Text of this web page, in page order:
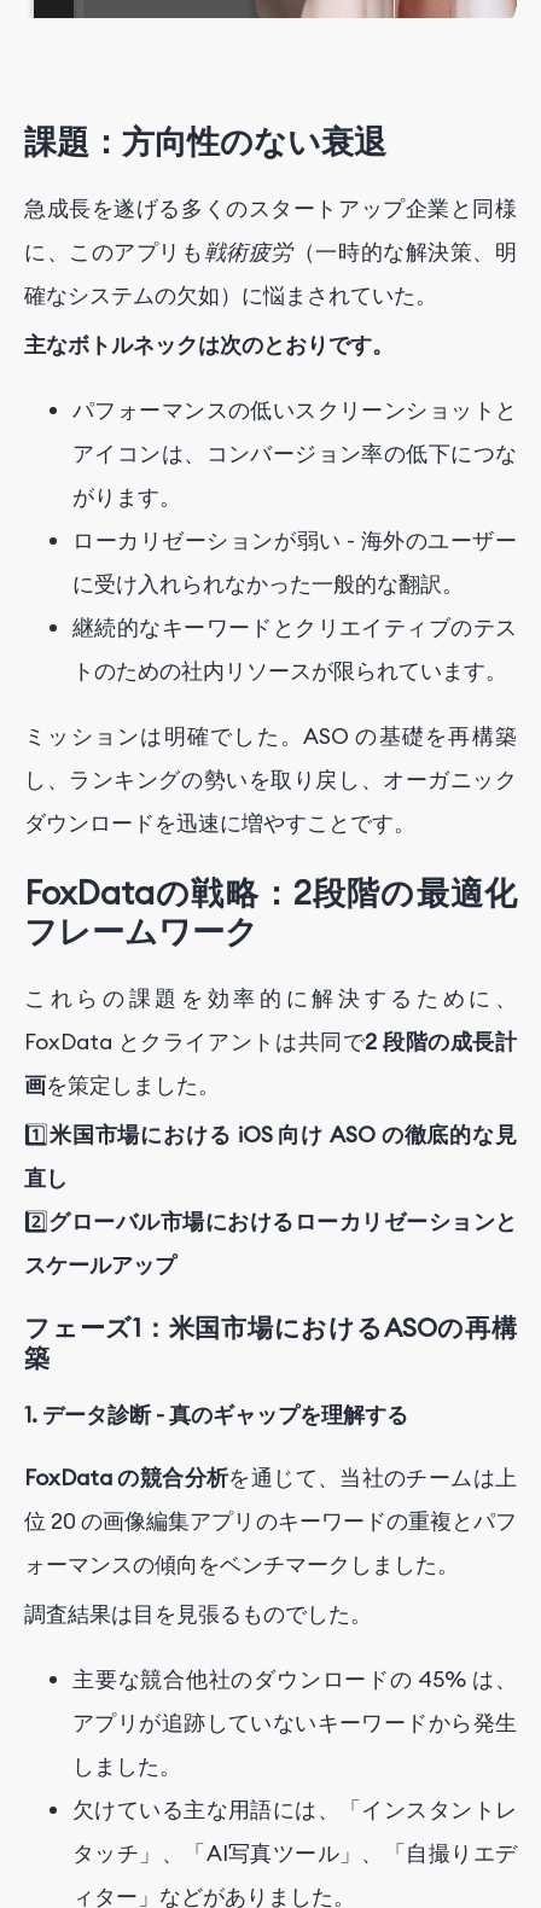
課題：方向性のない衰退
急成長を遂げる多くのスタートアップ企業と同様
に、このアプリも戦術疲労（一時的な解決策、明
確なシステムの欠如）に悩まされていた。
主なボトルネックは次のとおりです。
パフォーマンスの低いスクリーンショットと
アイコンは、コンバージョン率の低下につな
がります。
ローカリゼーションが弱い - 海外のユーザー
に受け入れられなかった一般的な翻訳。
継続的なキーワードとクリエイティブのテス
トのための社内リソースが限られています。
ミッションは明確でした。ASO の基礎を再構築
し、ランキングの勢いを取り戻し、オーガニック
ダウンロードを迅速に増やすことです。
FoxDataの戦略：2段階の最適化
フレームワーク
これらの課題を効率的に解決するために、
FoxData とクライアントは共同で2 段階の成長計
画を策定しました。
1️⃣米国市場における iOS 向け ASO の徹底的な見
直し
2️⃣グローバル市場におけるローカリゼーションと
スケールアップ
フェーズ1：米国市場におけるASOの再構
築
1. データ診断 - 真のギャップを理解する
FoxData の競合分析を通じて、当社のチームは上
位 20 の画像編集アプリのキーワードの重複とパフ
ォーマンスの傾向をベンチマークしました。
調査結果は目を見張るものでした。
主要な競合他社のダウンロードの 45% は、
アプリが追跡していないキーワードから発生
しました。
欠けている主な用語には、「インスタントレ
タッチ」、「AI写真ツール」、「自撮りエデ
ィター」などがありました。